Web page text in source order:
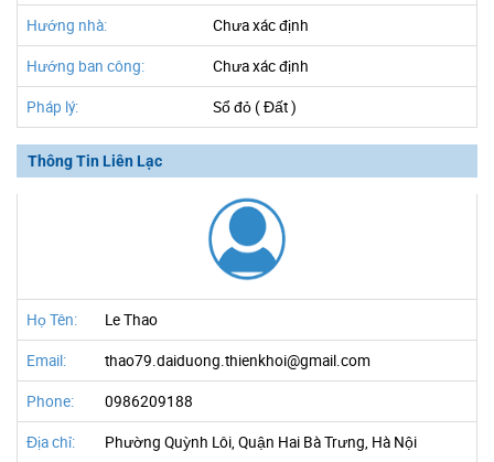
Hướng nhà: Chưa xác định
Hướng ban công: Chưa xác định
Pháp lý: Sổ đỏ ( Đất )
Thông Tin Liên Lạc
Họ Tên: Le Thao
Email: thao79.daiduong.thienkhoi@gmail.com
Phone: 0986209188
Địa chỉ: Phường Quỳnh Lôi, Quận Hai Bà Trưng, Hà Nội